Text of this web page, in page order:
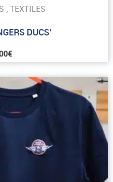
,TEXTILES
DUCS’
€